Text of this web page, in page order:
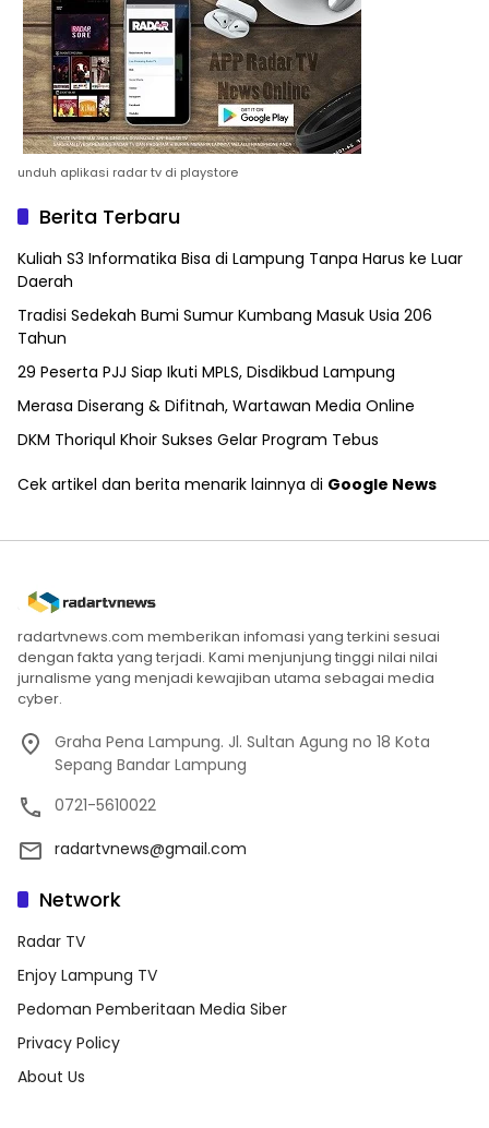
unduh aplikasi radar tv di playstore
Berita Terbaru
Kuliah S3 Informatika Bisa di Lampung Tanpa Harus ke Luar
Daerah
Tradisi Sedekah Bumi Sumur Kumbang Masuk Usia 206
Tahun
29 Peserta PJJ Siap Ikuti MPLS, Disdikbud Lampung
Merasa Diserang & Difitnah, Wartawan Media Online
DKM Thoriqul Khoir Sukses Gelar Program Tebus
Cek artikel dan berita menarik lainnya di Google News
radartvnews.com memberikan infomasi yang terkini sesuai
dengan fakta yang terjadi. Kami menjunjung tinggi nilai nilai
jurnalisme yang menjadi kewajiban utama sebagai media
cyber.
Graha Pena Lampung. Jl. Sultan Agung no 18 Kota
Sepang Bandar Lampung
0721-5610022
radartvnews@gmail.com
Network
Radar TV
Enjoy Lampung TV
Pedoman Pemberitaan Media Siber
Privacy Policy
About Us